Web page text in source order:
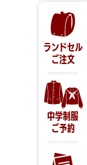
ランドセル
ご注文
中学制服
ご予約